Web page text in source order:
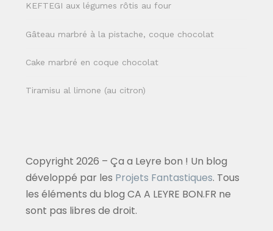
KEFTEGI aux légumes rôtis au four
Gâteau marbré à la pistache, coque chocolat
Cake marbré en coque chocolat
Tiramisu al limone (au citron)
Copyright 2026 – Ça a Leyre bon ! Un blog
développé par les Projets Fantastiques. Tous
les éléments du blog CA A LEYRE BON.FR ne
sont pas libres de droit.